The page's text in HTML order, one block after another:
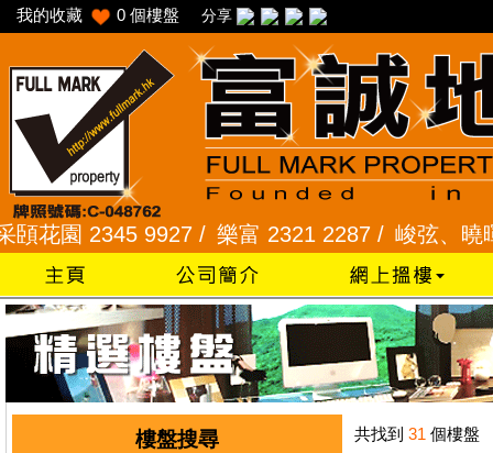
我的收藏 0 個樓盤 分享
園 2345 9927 /樂富 2321 2287 /峻弦、曉暉花
樓盤搜尋 共找到 31 個樓盤